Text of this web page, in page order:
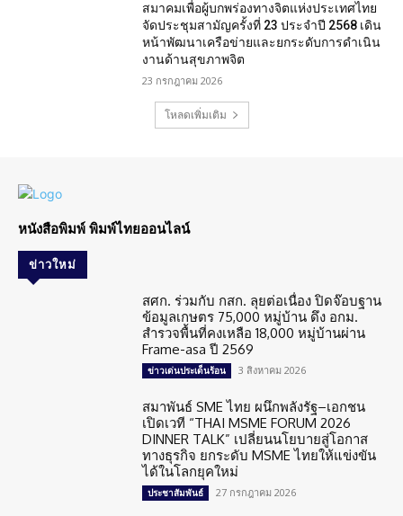
สมาคมเพื่อผู้บกพร่องทางจิตแห่งประเทศไทย
จัดประชุมสามัญครั้งที่ 23 ประจำปี 2568 เดิน
หน้าพัฒนาเครือข่ายและยกระดับการดำเนิน
งานด้านสุขภาพจิต
23 กรกฎาคม 2026
โหลดเพิ่มเติม
หนังสือพิมพ์ พิมพ์ไทยออนไลน์
ข่าวใหม่
สศก. ร่วมกับ กสก. ลุยต่อเนื่อง ปิดจ๊อบฐาน
ข้อมูลเกษตร 75,000 หมู่บ้าน ดึง อกม.
สำรวจพื้นที่คงเหลือ 18,000 หมู่บ้านผ่าน
Frame-asa ปี 2569
ข่าวเด่นประเด็นร้อน 3 สิงหาคม 2026
สมาพันธ์ SME ไทย ผนึกพลังรัฐ–เอกชน
เปิดเวที “THAI MSME FORUM 2026
DINNER TALK” เปลี่ยนนโยบายสู่โอกาส
ทางธุรกิจ ยกระดับ MSME ไทยให้แข่งขัน
ได้ในโลกยุคใหม่
ประชาสัมพันธ์ 27 กรกฎาคม 2026